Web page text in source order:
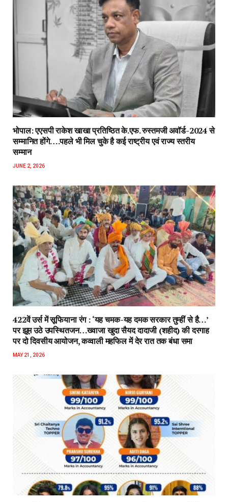
भोपाल: एएसपी राकेश‌ खाखा प्रतिष्ठित के.एफ. रुस्तमजी अवॉर्ड-2024 से
सम्मानित होंगे….पहले भी मिल चुके है कई राष्ट्रीय एवं राज्य स्तरीय
सम्मान
JUNE 2, 2026
422वें उर्स में सूफियाना रंग : ‘यह चमक-यह दमक सरकार तुम्हीं से है…’
पर झूम उठे उपस्थितजन…ख्वाजा खुदा सैयद दादाजी (शहीद) की दरगाह
पर दो दिवसीय आयोजन, कव्वाली महफिल में देर रात तक बंधा समा
MAY 21, 2026